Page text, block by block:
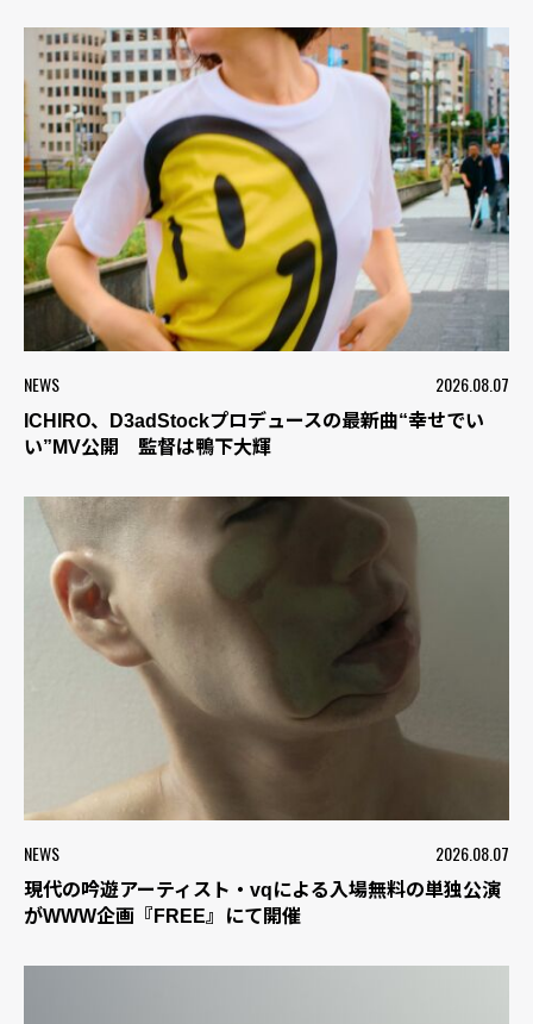
NEWS 2026.08.07
ICHIRO、D3adStockプロデュースの最新曲“幸せでい
い”MV公開 監督は鴨下大輝
NEWS 2026.08.07
現代の吟遊アーティスト・vqによる入場無料の単独公演
がWWW企画『FREE』にて開催